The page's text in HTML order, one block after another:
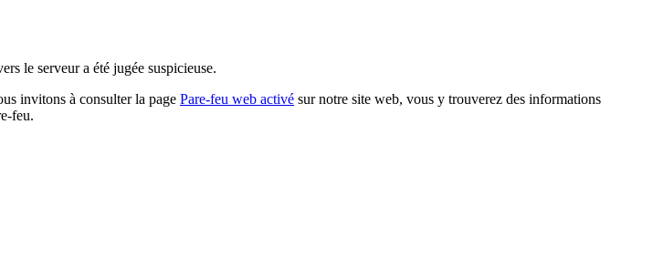
le serveur a été jugée suspicieuse.
invitons à consulter la page Pare-feu web activé sur notre site web, vous y trouverez des informations
feu.